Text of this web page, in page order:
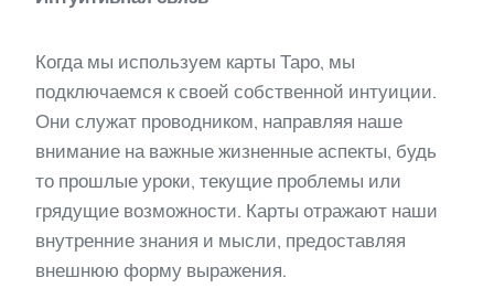
Когда мы используем карты Таро, мы
подключаемся к своей собственной интуиции.
Они служат проводником, направляя наше
внимание на важные жизненные аспекты, будь
то прошлые уроки, текущие проблемы или
грядущие возможности. Карты отражают наши
внутренние знания и мысли, предоставляя
внешнюю форму выражения.